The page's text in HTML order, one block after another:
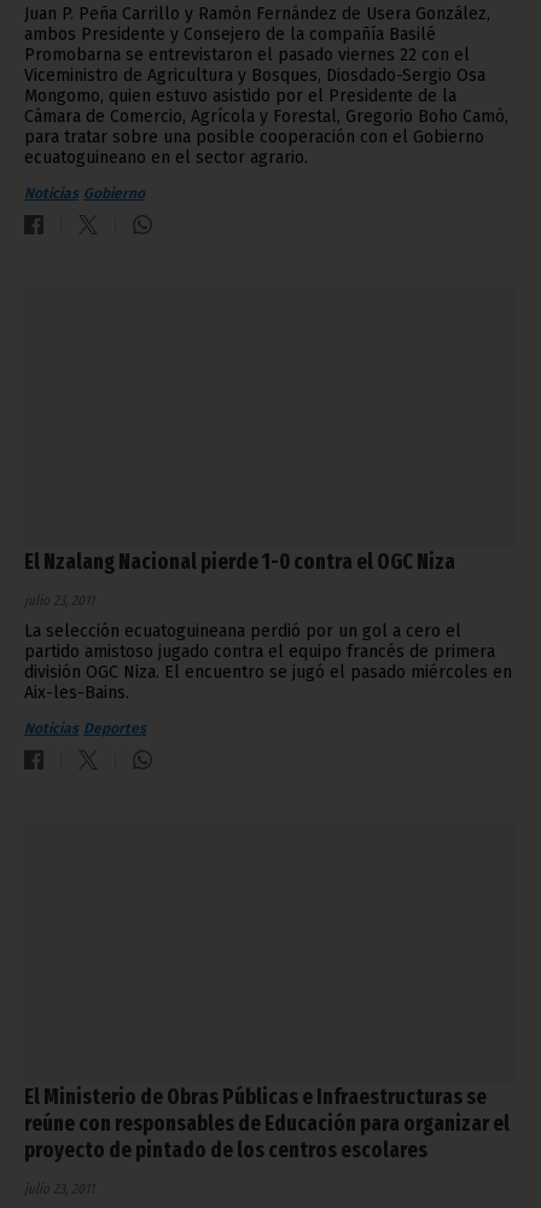
Juan P. Peña Carrillo y Ramón Fernández de Usera González,
ambos Presidente y Consejero de la compañía Basilé
Promobarna se entrevistaron el pasado viernes 22 con el
Viceministro de Agricultura y Bosques, Diosdado-Sergio Osa
Mongomo, quien estuvo asistido por el Presidente de la
Cámara de Comercio, Agrícola y Forestal, Gregorio Boho Camó,
para tratar sobre una posible cooperación con el Gobierno
ecuatoguineano en el sector agrario.
Noticias Gobierno
El Nzalang Nacional pierde 1-0 contra el OGC Niza
julio 23, 2011
La selección ecuatoguineana perdió por un gol a cero el
partido amistoso jugado contra el equipo francés de primera
división OGC Niza. El encuentro se jugó el pasado miércoles en
Aix-les-Bains.
Noticias Deportes
El Ministerio de Obras Públicas e Infraestructuras se
reúne con responsables de Educación para organizar el
proyecto de pintado de los centros escolares
julio 23, 2011